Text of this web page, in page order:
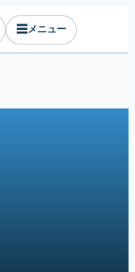
☰メニュー